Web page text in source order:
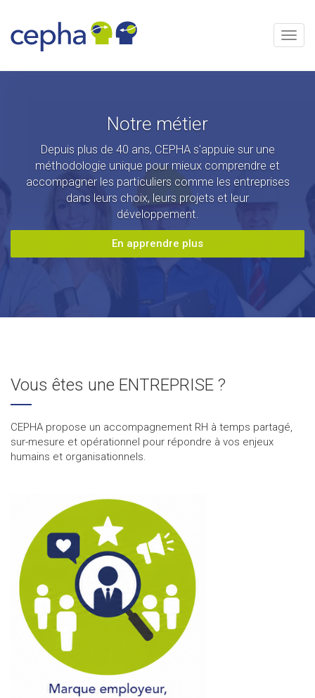
contenu
Menu
Notre métier
Depuis plus de 40 ans, CEPHA s'appuie sur une
méthodologie unique pour mieux comprendre et
accompagner les particuliers comme les entreprises
dans leurs choix, leurs projets et leur
développement.
En apprendre plus
Vous êtes une ENTREPRISE ?
CEPHA propose un accompagnement RH à temps partagé,
sur-mesure et opérationnel pour répondre à vos enjeux
humains et organisationnels.